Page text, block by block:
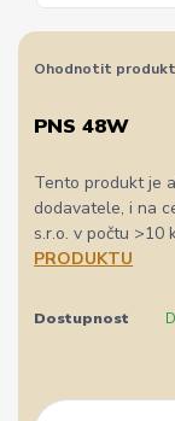
Ohodnotit produkt
PNS 48W
Tento produkt je
dodavatele, i na
s.r.o. v počtu >10
PRODUKTU
Dostupnost